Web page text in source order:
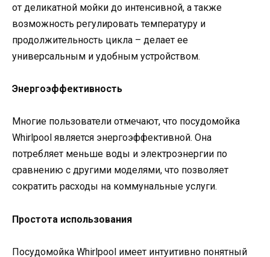
от деликатной мойки до интенсивной, а также
возможность регулировать температуру и
продолжительность цикла – делает ее
универсальным и удобным устройством.
Энергоэффективность
Многие пользователи отмечают, что посудомойка
Whirlpool является энергоэффективной. Она
потребляет меньше воды и электроэнергии по
сравнению с другими моделями, что позволяет
сократить расходы на коммунальные услуги.
Простота использования
Посудомойка Whirlpool имеет интуитивно понятный